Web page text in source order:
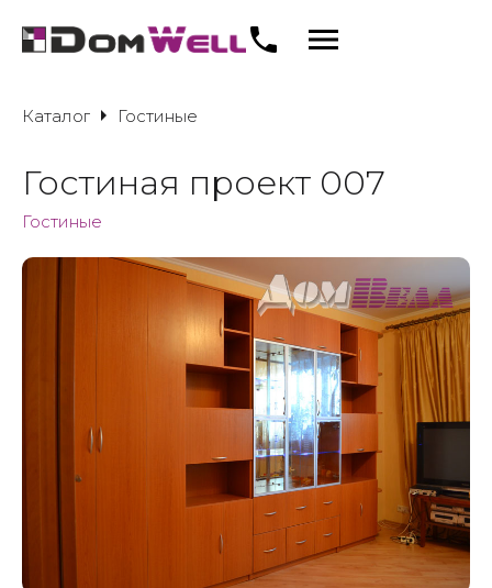
Каталог Гостиные
Гостиная проект 007
Гостиные